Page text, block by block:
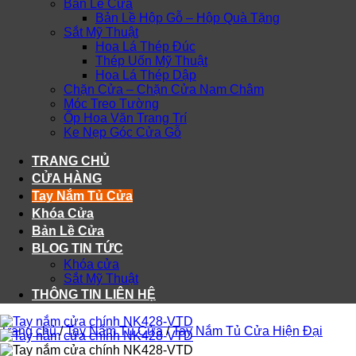
Bản Lề Cửa
Bản Lề Hộp Gỗ – Hộp Quà Tặng
Sắt Mỹ Thuật
Hoa Lá Thép Đúc
Thép Uốn Mỹ Thuật
Hoa Lá Thép Dập
Chặn Cửa – Chặn Cửa Nam Châm
Móc Treo Tường
Ốp Hoa Văn Trang Trí
Ke Nẹp Góc Cửa Gỗ
TRANG CHỦ
CỬA HÀNG
Tay Nắm Tủ Cửa
Khóa Cửa
Bản Lề Cửa
BLOG TIN TỨC
Khóa cửa
Sắt Mỹ Thuật
THÔNG TIN LIÊN HỆ
Trang chủ / Tay Nắm Tủ Cửa / Tay Nắm Tủ Cửa Hiện Đại